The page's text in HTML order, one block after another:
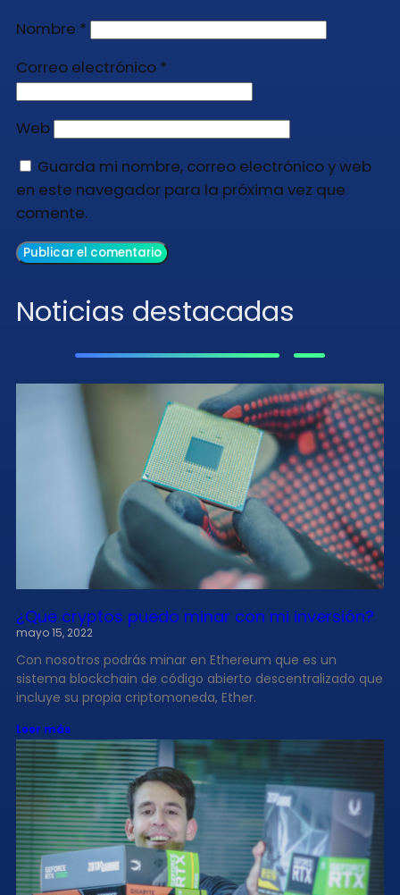
Nombre *
Correo electrónico *
Web
Guarda mi nombre, correo electrónico y web
en este navegador para la próxima vez que
comente.
Noticias destacadas
¿Que cryptos puedo minar con mi inversión?
mayo 15, 2022
Con nosotros podrás minar en Ethereum que es un
sistema blockchain de código abierto descentralizado que
incluye su propia criptomoneda, Ether.
Leer más